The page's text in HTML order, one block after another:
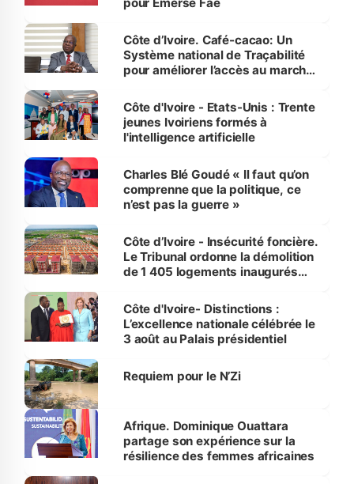
pour Emerse Faé
Côte d’Ivoire. Café-cacao: Un
Système national de Traçabilité
pour améliorer l’accès au marché
Côte d'Ivoire - Etats-Unis : Trente
jeunes Ivoiriens formés à
l'intelligence artificielle
Charles Blé Goudé « Il faut qu’on
comprenne que la politique, ce
n’est pas la guerre »
Côte d’Ivoire - Insécurité foncière.
Le Tribunal ordonne la démolition
de 1 405 logements inaugurés
Bassam
Côte d'Ivoire- Distinctions :
L’excellence nationale célébrée le
3 août au Palais présidentiel
Requiem pour le N’Zi
Afrique. Dominique Ouattara
partage son expérience sur la
résilience des femmes africaines